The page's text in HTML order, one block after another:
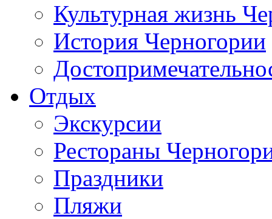
Культурная жизнь
История Черногории
Отдых
Экскурсии
Рестораны
Праздники
Пляжи